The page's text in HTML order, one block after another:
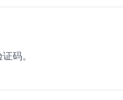
码。